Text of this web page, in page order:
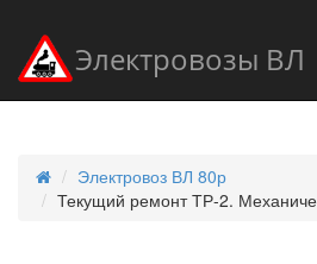
Электровозы ВЛ
Электровоз ВЛ 80р
Текущий ремонт ТР-2.